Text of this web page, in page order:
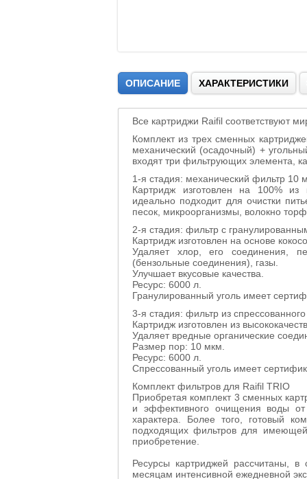
ОПИСАНИЕ ХАРАКТЕРИСТИКИ
Все картриджи Raifil соответствуют
Комплект из трех сменных
механический (осадочный) +
входят три фильтрующих элемента,
1-я стадия: механический фильтр 10
Картридж изготовлен на 100% из
идеально подходит для очистки
песок, микроорганизмы, волокно
2-я стадия: фильтр с
Картридж изготовлен на основе
Удаляет хлор, его соединения,
(бензольные соединения), газы.
Улучшает вкусовые качества.
Ресурс: 6000 л.
Гранулированный уголь имеет
3-я стадия: фильтр из
Картридж изготовлен из
Удаляет вредные органические
Размер пор: 10 мкм.
Ресурс: 6000 л.
Спрессованный уголь имеет
Комплект фильтров для Raifil TRIO
Приобретая комплект 3 сменных
и
эффективного очищения воды от
характера. Более того, готовый
подходящих фильтров для
приобретение.
Ресурсы
картриджей рассчитаны, в
месяцам интенсивной ежедневной